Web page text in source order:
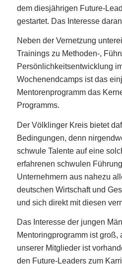
dem diesjährigen Future-
gestartet. Das Interesse
Neben der Vernetzung
Trainings zu Methoden-,
Persönlichkeitsentwicklung
Wochenendcamps ist das
Mentorenprogramm das
Programms.
Der Völklinger Kreis bietet
Bedingungen, denn
schwule Talente auf eine
erfahrenen schwulen
Unternehmern aus nahezu
deutschen Wirtschaft und
und sich direkt mit diesen
Das Interesse der jungen
Mentoringprogramm ist groß,
unserer Mitglieder ist
den Future-Leaders zum